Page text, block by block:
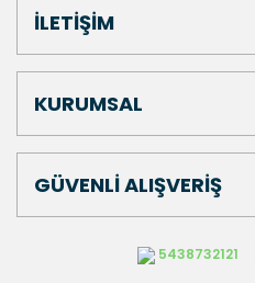
İLETİŞİM
KURUMSAL
GÜVENLİ ALIŞVERİŞ
5438732121